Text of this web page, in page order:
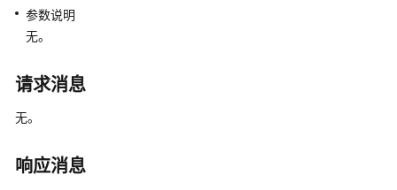
户
指
南
最
参数说明
无。
请求消息
无。
响应消息